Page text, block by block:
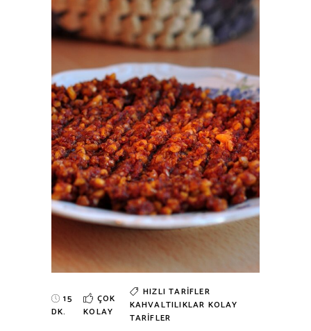
15
DK.
ÇOK
KOLAY
HIZLI TARIFLER
KAHVALTILIKLAR KOLAY
TARIFLER